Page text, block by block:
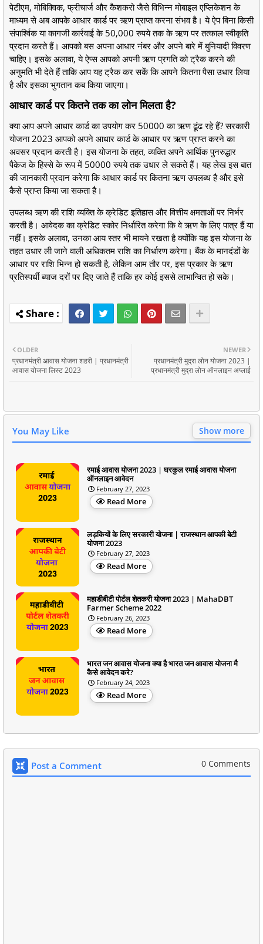
पेटीएम, मोबिक्विक, फ्रीचार्ज और कैशकरो जैसे विभिन्न मोबाइल एप्लिकेशन के
माध्यम से अब आपके आधार कार्ड पर ऋण प्राप्त करना संभव है। ये ऐप बिना किसी
संपार्श्विक या कागजी कार्रवाई के 50,000 रुपये तक के ऋण पर तत्काल स्वीकृति
प्रदान करते हैं। आपको बस अपना आधार नंबर और अपने बारे में बुनियादी विवरण
चाहिए। इसके अलावा, ये ऐप्स आपको अपनी ऋण प्रगति को ट्रैक करने की
अनुमति भी देते हैं ताकि आप यह ट्रैक कर सकें कि आपने कितना पैसा उधार लिया
है और इसका भुगतान कब किया जाएगा।
आधार कार्ड पर कितने तक का लोन मिलता है?
क्या आप अपने आधार कार्ड का उपयोग कर 50000 का ऋण ढूंढ रहे हैं? सरकारी
योजना 2023 आपको अपने आधार कार्ड के आधार पर ऋण प्राप्त करने का
अवसर प्रदान करती है। इस योजना के तहत, व्यक्ति अपने आर्थिक पुनरुद्धार
पैकेज के हिस्से के रूप में 50000 रुपये तक उधार ले सकते हैं। यह लेख इस बात
की जानकारी प्रदान करेगा कि आधार कार्ड पर कितना ऋण उपलब्ध है और इसे
कैसे प्राप्त किया जा सकता है।
उपलब्ध ऋण की राशि व्यक्ति के क्रेडिट इतिहास और वित्तीय क्षमताओं पर निर्भर
करती है। आवेदक का क्रेडिट स्कोर निर्धारित करेगा कि वे ऋण के लिए पात्र हैं या
नहीं। इसके अलावा, उनका आय स्तर भी मायने रखता है क्योंकि यह इस योजना के
तहत उधार ली जाने वाली अधिकतम राशि का निर्धारण करेगा। बैंक के मानदंडों के
आधार पर राशि भिन्न हो सकती है, लेकिन आम तौर पर, इस प्रकार के ऋण
प्रतिस्पर्धी ब्याज दरों पर दिए जाते हैं ताकि हर कोई इससे लाभान्वित हो सके।
NEWER
प्रधानमंत्री मुद्रा लोन योजना 2023 |
प्रधानमंत्री मुद्रा लोन ऑनलाइन अप्लाई
OLDER
प्रधानमंत्री आवास योजना शहरी | प्रधानमंत्री
आवास योजना लिस्ट 2023
You May Like Show more
रमाई आवास योजना 2023 | घरकुल रमाई आवास योजना
ऑनलाइन आवेदन
February 27, 2023
Read More
लड़कियों के लिए सरकारी योजना | राजस्थान आपकी बेटी
योजना 2023
February 27, 2023
Read More
महाडीबीटी पोर्टल शेतकरी योजना 2023 | MahaDBT
Farmer Scheme 2022
February 26, 2023
Read More
भारत जन आवास योजना क्या है भारत जन आवास योजना मै
कैसे आवेदन करे?
February 24, 2023
Read More
Post a Comment 0 Comments